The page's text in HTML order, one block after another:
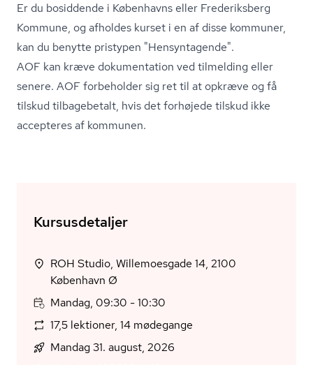
Er du bosiddende i Københavns eller Frederiksberg
Kommune, og afholdes kurset i en af disse kommuner,
kan du benytte pristypen "Hensyntagende".
AOF kan kræve dokumentation ved tilmelding eller
senere. AOF forbeholder sig ret til at opkræve og få
tilskud tilbagebetalt, hvis det forhøjede tilskud ikke
accepteres af kommunen.
Kursusdetaljer
ROH Studio, Willemoesgade 14, 2100
København Ø
Mandag, 09:30 - 10:30
17,5 lektioner, 14 mødegange
Mandag 31. august, 2026